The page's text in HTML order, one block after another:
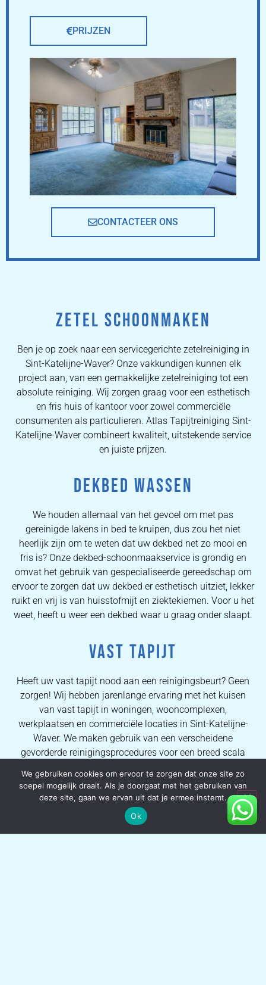
PRIJZEN
CONTACTEER ONS
ZETEL SCHOONMAKEN
Ben je op zoek naar een servicegerichte zetelreiniging in
Sint-Katelijne-Waver? Onze vakkundigen kunnen elk
project aan, van een gemakkelijke zetelreiniging tot een
absolute reiniging. Wij zorgen graag voor een esthetisch
en fris huis of kantoor voor zowel commerciële
consumenten als particulieren. Atlas Tapijtreiniging Sint-
Katelijne-Waver combineert kwaliteit, uitstekende service
en juiste prijzen.
DEKBED WASSEN
We houden allemaal van het gevoel om met pas
gereinigde lakens in bed te kruipen, dus zou het niet
heerlijk zijn om te weten dat uw dekbed net zo mooi en
fris is? Onze dekbed-schoonmaakservice is grondig en
omvat het gebruik van gespecialiseerde gereedschap om
ervoor te zorgen dat uw dekbed er esthetisch uitziet, lekker
ruikt en vrij is van huisstofmijt en ziektekiemen. Voor u het
weet, heeft u weer een dekbed waar u graag onder slaapt.
VAST TAPIJT
Heeft uw vast tapijt nood aan een reinigingsbeurt? Geen
zorgen! Wij hebben jarenlange ervaring met het kuisen
van vast tapijt in woningen, wooncomplexen,
werkplaatsen en commerciële locaties in Sint-Katelijne-
Waver. We maken gebruik van een verscheidene
gevorderde reinigingsprocedures voor een breed scala
weer eersteklas resultaten garanderen. Dankzij de
uitgebreide kennis van onze operators kunnen wij al onze
consumenten volmaakte vlekverwijderingsprocessen en
kwalitatieve tapijtreinigingsresultaten garanderen.
We gebruiken cookies om ervoor te zorgen dat onze site zo
soepel mogelijk draait. Als je doorgaat met het gebruiken van
deze site, gaan we ervan uit dat je ermee instemt.
Ok